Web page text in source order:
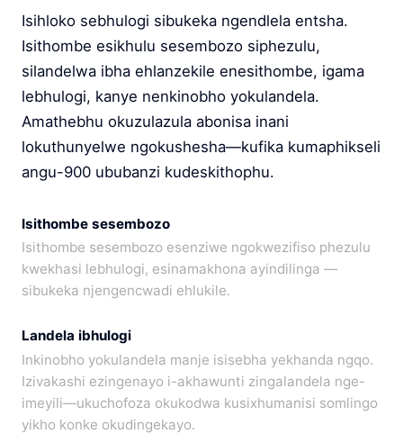
Isihloko sebhulogi sibukeka ngendlela entsha.
Isithombe esikhulu sesembozo siphezulu,
silandelwa ibha ehlanzekile enesithombe, igama
lebhulogi, kanye nenkinobho yokulandela.
Amathebhu okuzulazula abonisa inani
lokuthunyelwe ngokushesha—kufika kumaphikseli
angu-900 ububanzi kudeskithophu.
Isithombe sesembozo
Isithombe sesembozo esenziwe ngokwezifiso phezulu
kwekhasi lebhulogi, esinamakhona ayindilinga —
sibukeka njengencwadi ehlukile.
Landela ibhulogi
Inkinobho yokulandela manje isisebha yekhanda ngqo.
Izivakashi ezingenayo i-akhawunti zingalandela nge-
imeyili—ukuchofoza okukodwa kusixhumanisi somlingo
yikho konke okudingekayo.